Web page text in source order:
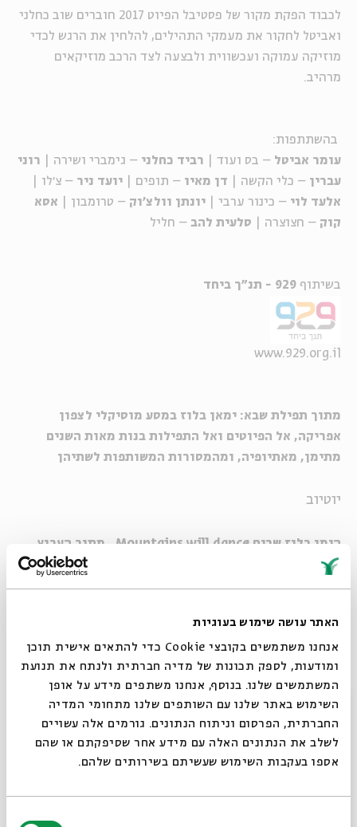
האתר עושה שימוש בעוגיות
אנחנו משתמשים בקובצי Cookie כדי להתאים אישית תוכן
ומודעות, לספק תכונות של מדיה חברתית ולנתח את תנועת
המשתמשים שלנו. בנוסף, אנחנו משתפים מידע על אופן
השימוש באתר שלנו עם השותפים שלנו מתחומי המדיה
החברתית, הפרסום וניתוח הנתונים. גורמים אלה עשויים
לשלב את הנתונים האלה עם מידע אחר שסיפקתם או שהם
אספו בעקבות השימוש שעשיתם בשירותים שלהם.
לכבוד הפקת מקור של פסטיבל הפיוט 2017 חוברים שוב כחלני
ואביטל לחקור את מעמקי התהילים, להלחין את הרגש לכדי
מוזיקה עמוקה ועכשווית ולבצעה לצד הרכב מוזיקאים
מרהיב.
בהשתתפות:
עומר אביטל – בס ועוד | רביד כחלני – גימברי ושירה | רוני
עברין – כלי הקשה | דן מאיו – תופים | יועד ניר – צ׳לו |
אלעד לוי – כינור ערבי | יונתן וולצ׳וק – טרומבון | אסא
קוק – חצוצרה | סלעית להב – חליל
בשיתוף 929 - תנ"ך ביחד
www.929.org.il
מתוך תפילת שבא: ימאן בלוז במסע מוסיקלי לצפון
אפריקה, אל הפיוטים ואל התפילות בנות מאות השנים
מתימן, מאתיופיה, ומהמסורות המשותפות לשתיהן
יוטיוב
הימן בלוז שרים Mountains will dance , מתוך הערוץ
הרשמי
פסטיבל הפיוט העשירי, מבקש להתמקד ביצירה מקומית
חדשה בתחום הפיוט.
הפסטיבל משמיע צליל אומנותי מקומי, ייחודי וחוצה גבולות
השנה יתמקדו מופעי הפסטיבל ביצירה מקורית בהלחנה,
סגור